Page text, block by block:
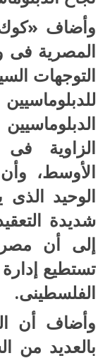
وأضاف
المصرية
التوجهات
الزاوية
الأوسط،
الوحيد الذى
شديدة
إلى أن مصر
تستطيع
الفلسطينى.
وأضاف أن
بالعديد من